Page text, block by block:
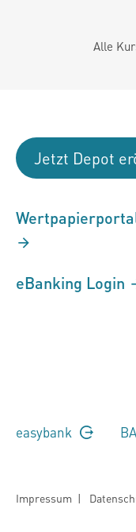
Alle
Jetzt Depot
eBanking Login
easybank
Impressum |